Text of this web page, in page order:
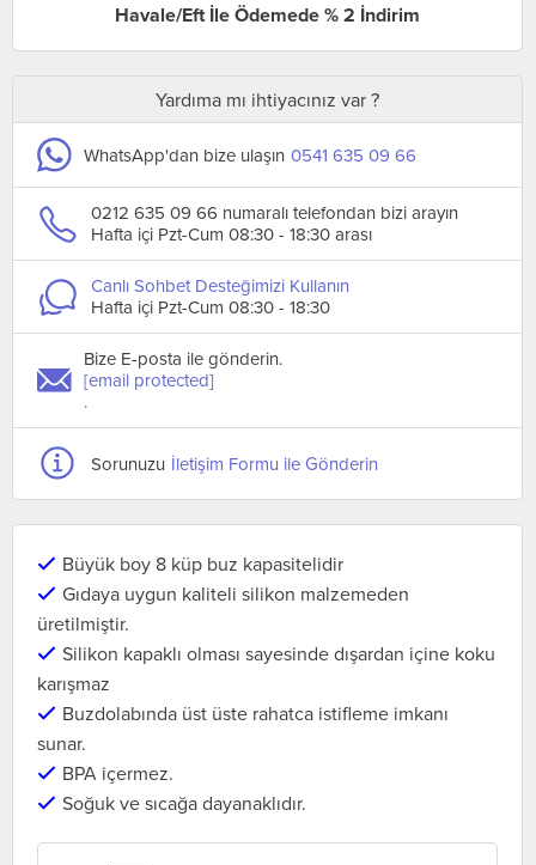
Havale/Eft İle Ödemede % 2 İndirim
Yardıma mı ihtiyacınız var ?
WhatsApp'dan bize ulaşın 0541 635 09 66
0212 635 09 66 numaralı telefondan bizi arayın
Hafta içi Pzt-Cum 08:30 - 18:30 arası
Canlı Sohbet Desteğimizi Kullanın
Hafta içi Pzt-Cum 08:30 - 18:30
Bize E-posta ile gönderin.
[email protected]
.
Sorunuzu İletişim Formu ile Gönderin
Büyük boy 8 küp buz kapasitelidir
Gıdaya uygun kaliteli silikon malzemeden
üretilmiştir.
Silikon kapaklı olması sayesinde dışardan içine koku
karışmaz
Buzdolabında üst üste rahatca istifleme imkanı
sunar.
BPA içermez.
Soğuk ve sıcağa dayanaklıdır.